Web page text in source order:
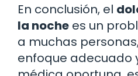
En conclusión, el
la noche es un
a muchas
enfoque adecuado